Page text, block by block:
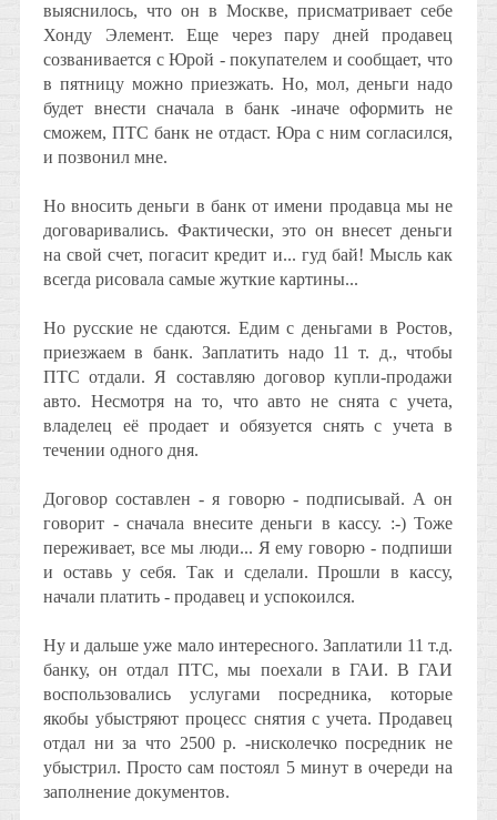
выяснилось, что он в Москве, присматривает себе
Хонду Элемент. Еще через пару дней продавец
созванивается с Юрой - покупателем и сообщает, что
в пятницу можно приезжать. Но, мол, деньги надо
будет внести сначала в банк -иначе оформить не
сможем, ПТС банк не отдаст. Юра с ним согласился,
и позвонил мне.
Но вносить деньги в банк от имени продавца мы не
договаривались. Фактически, это он внесет деньги
на свой счет, погасит кредит и... гуд бай! Мысль как
всегда рисовала самые жуткие картины...
Но русские не сдаются. Едим с деньгами в Ростов,
приезжаем в банк. Заплатить надо 11 т. д., чтобы
ПТС отдали. Я составляю договор купли-продажи
авто. Несмотря на то, что авто не снята с учета,
владелец её продает и обязуется снять с учета в
течении одного дня.
Договор составлен - я говорю - подписывай. А он
говорит - сначала внесите деньги в кассу. :-) Тоже
переживает, все мы люди... Я ему говорю - подпиши
и оставь у себя. Так и сделали. Прошли в кассу,
начали платить - продавец и успокоился.
Ну и дальше уже мало интересного. Заплатили 11 т.д.
банку, он отдал ПТС, мы поехали в ГАИ. В ГАИ
воспользовались услугами посредника, которые
якобы убыстряют процесс снятия с учета. Продавец
отдал ни за что 2500 р. -нисколечко посредник не
убыстрил. Просто сам постоял 5 минут в очереди на
заполнение документов.